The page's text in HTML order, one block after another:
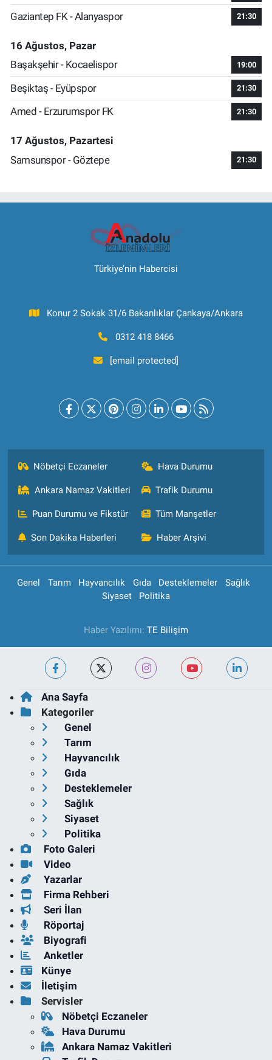
Gaziantep FK - Alanyaspor 21:30
16 Ağustos, Pazar
Başakşehir - Kocaelispor
19:00
Beşiktaş - Eyüpspor 21:30
Amed - Erzurumspor FK 21:30
17 Ağustos, Pazartesi
Samsunspor - Göztepe
21:30
Türkiye’nin Habercisi
Konur 2 Sokak 31/6 Bakanlıklar Çankaya/Ankara
0312 418 8466
[email protected]
Nöbetçi Eczaneler Hava Durumu
Ankara Namaz Vakitleri Trafik Durumu
Puan Durumu ve Fikstür Tüm Manşetler
Son Dakika Haberleri Haber Arşivi
Genel Tarım Hayvancılık Gıda Desteklemeler
Sağlık
Siyaset
Politika
Haber Yazılımı: TE Bilişim
Ana Sayfa
Kategoriler
Genel
Tarım
Hayvancılık
Gıda
Desteklemeler
Sağlık
Siyaset
Politika
Foto Galeri
Video
Yazarlar
Firma Rehberi
Seri İlan
Röportaj
Biyografi
Anketler
Künye
İletişim
Servisler
Nöbetçi Eczaneler
Hava Durumu
Ankara Namaz Vakitleri